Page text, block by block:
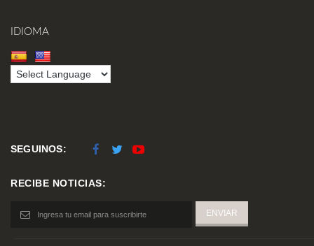
IDIOMA
SEGUINOS:
RECIBE NOTICIAS: